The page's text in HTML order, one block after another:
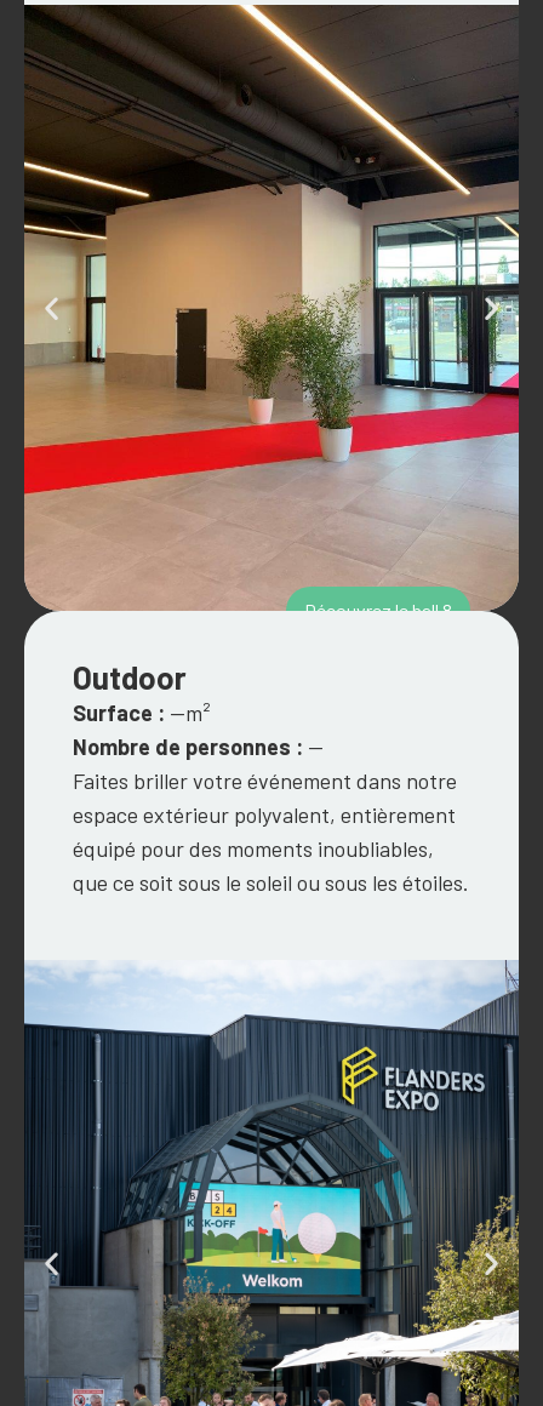
Découvrez le hall 8
Outdoor
Surface : --m²
Nombre de personnes : --
Faites briller votre événement dans notre
espace extérieur polyvalent, entièrement
équipé pour des moments inoubliables,
que ce soit sous le soleil ou sous les étoiles.